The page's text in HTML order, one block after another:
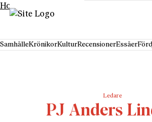
Hoppa till innehåll
SamhälleKrönikorKulturRecensionerEssäer
Ledare
PJ Anders